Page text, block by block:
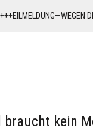
+++EILMELDUNG—WEGEN
braucht kein